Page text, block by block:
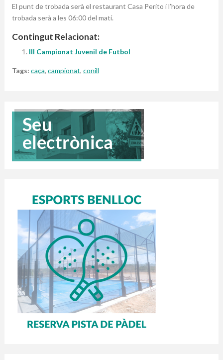
El punt de trobada serà el restaurant Casa Perito i l’hora de
trobada serà a les 06:00 del matí.
Contingut Relacionat:
III Campionat Juvenil de Futbol
Tags: caça, campionat, conill